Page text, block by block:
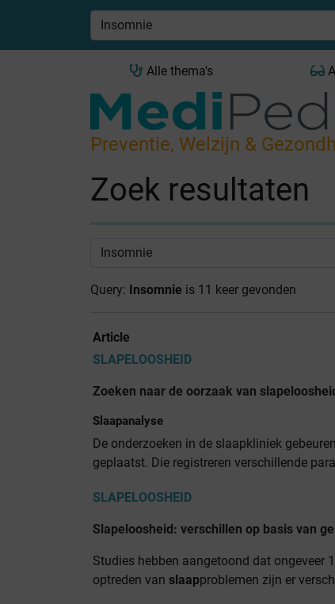
Alle thema's
Preventie, Welzijn &
Zoek resultaten
Query: Insomnie is 11 keer gevonden
Article
SLAPELOOSHEID
Zoeken naar de oorzaak van
Slaapanalyse
De onderzoeken in de slaapkliniek
geplaatst. Die registreren verschillende
SLAPELOOSHEID
Slapeloosheid: verschillen op basis van
Studies hebben aangetoond dat ongeveer
optreden van slaapproblemen zijn er